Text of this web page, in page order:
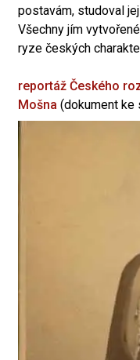
postavám, studoval
Všechny jím
ryze českých
reportáž Českého
Mošna (dokument ke